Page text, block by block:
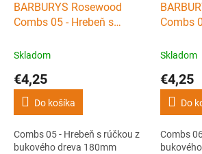
BARBURYS Rosewood
Combs 05 - Hrebeň s
180mm
Skladom
€4,25
Do košíka
Combs 05 - Hrebeň s rúčkou z
bukového dreva 180mm
Combs
190mm
Skladom
€4,25
Do
Combs